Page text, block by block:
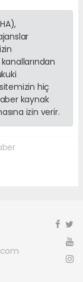
hiç
kaynak
izin verir.